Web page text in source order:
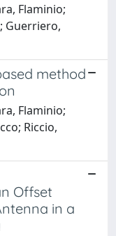
Flaminio;
Guerriero,
method
Flaminio;
Riccio,
Offset
in a